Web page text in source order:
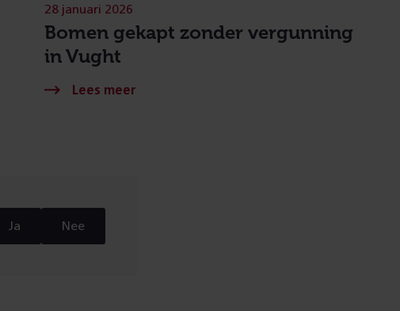
Bomen gekapt zonder vergunning
in Vught
28 januari 2026
Ja Nee